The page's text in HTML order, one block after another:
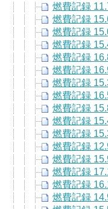
燃費記録
燃費記録
燃費記録
燃費記録
燃費記録
燃費記録
燃費記録
燃費記録
燃費記録
燃費記録
燃費記録
燃費記録
燃費記録
燃費記録
燃費記録
燃費記録